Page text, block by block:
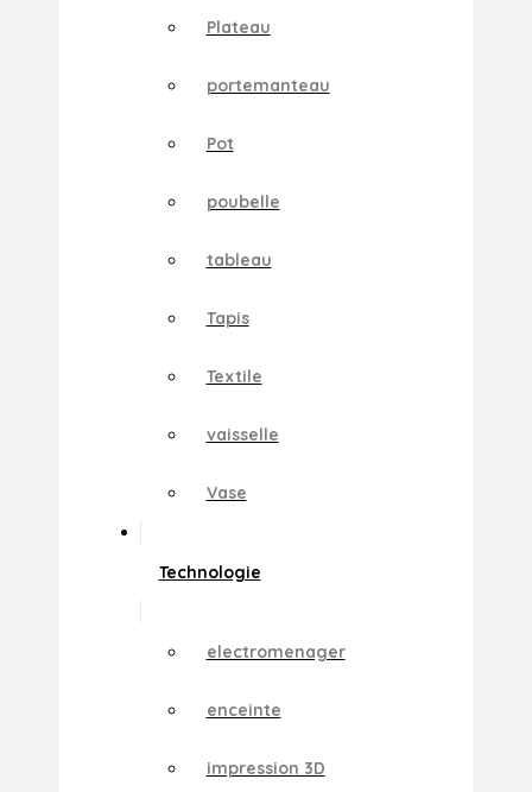
Plateau
portemanteau
Pot
poubelle
tableau
Tapis
Textile
vaisselle
Vase
Technologie
electromenager
enceinte
impression 3D